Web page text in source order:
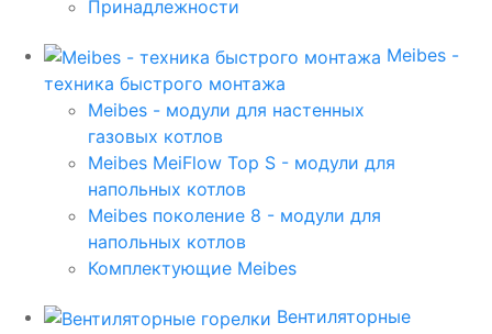
Принадлежности
Meibes -
техника быстрого монтажа
Meibes - модули для настенных
газовых котлов
Meibes MeiFlow Top S - модули для
напольных котлов
Meibes поколение 8 - модули для
напольных котлов
Комплектующие Meibes
Вентиляторные